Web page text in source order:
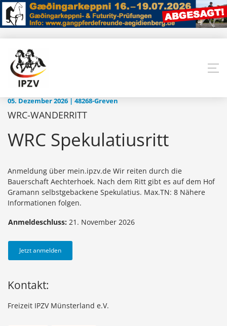
05. Dezember 2026 | 48268-Greven
WRC-WANDERRITT
WRC Spekulatiusritt
Anmeldung über mein.ipzv.de Wir reiten durch die
Bauerschaft Aechterhoek. Nach dem Ritt gibt es auf dem Hof
Gramann selbstgebackene Spekulatius. Max.TN: 8 Nähere
Informationen folgen.
Anmeldeschluss: 21. November 2026
Jetzt anmelden
Kontakt:
Freizeit IPZV Münsterland e.V.